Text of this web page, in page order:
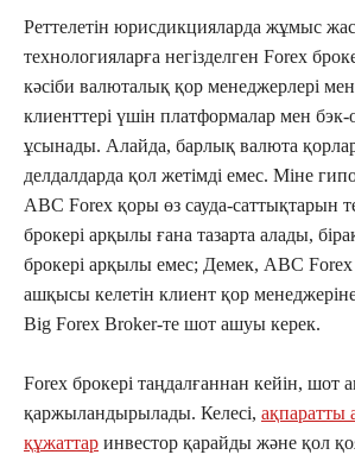
Реттелетін юрисдикцияларда жұмыс
технологияларға негізделген Forex
кәсіби валюталық қор менеджерлері
клиенттері үшін платформалар мен бэк-
ұсынады. Алайда, барлық валюта
делдалдарда қол жетімді емес. Міне
ABC Forex қоры өз сауда-саттықтарын
брокері арқылы ғана тазарта алады,
брокері арқылы емес; Демек, ABC
ашқысы келетін клиент қор
Big Forex Broker-те шот ашуы керек.
Forex брокері таңдалғаннан кейін, шот
қаржыландырылады. Келесі, ақпаратты
құжаттар инвестор қарайды және қол